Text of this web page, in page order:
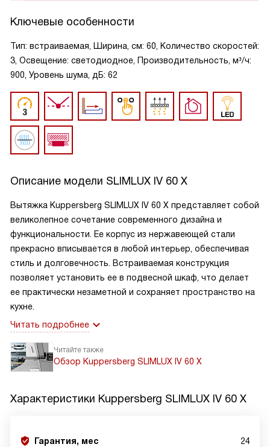
Ключевые особенности
Тип: встраиваемая, Ширина, см: 60, Количество скоростей:
3, Освещение: светодиодное, Производительность, м³/ч:
900, Уровень шума, дБ: 62
Описание модели SLIMLUX IV 60 X
Вытяжка Kuppersberg SLIMLUX IV 60 X представляет собой
великолепное сочетание современного дизайна и
функциональности. Ее корпус из нержавеющей стали
прекрасно вписывается в любой интерьер, обеспечивая
стиль и долговечность. Встраиваемая конструкция
позволяет установить ее в подвесной шкаф, что делает
ее практически незаметной и сохраняет пространство на
кухне.
Читать подробнее
Читайте также
Обзор Kuppersberg SLIMLUX IV 60 X
Характеристики Kuppersberg SLIMLUX IV 60 X
Гарантия, мес 24